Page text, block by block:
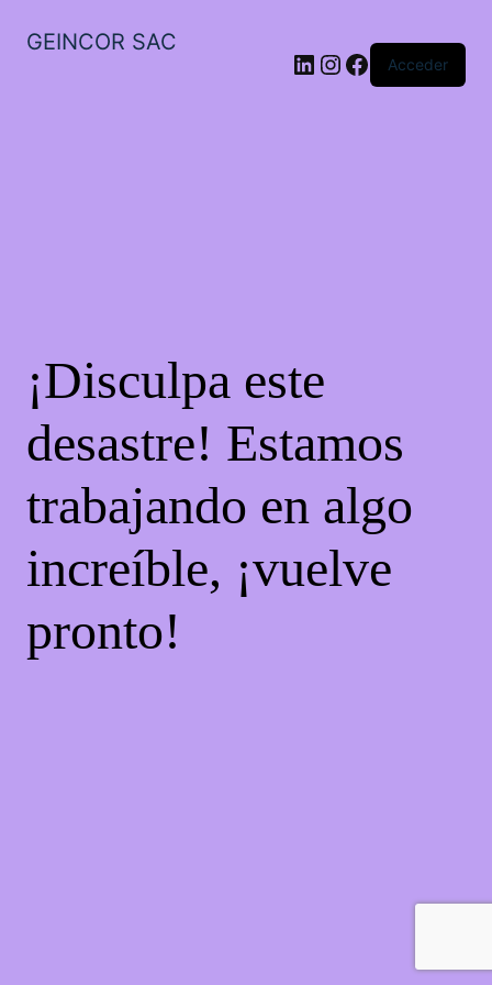
GEINCOR SAC
LinkedIn
Instagram
Facebook
Acceder
¡Disculpa este
desastre! Estamos
trabajando en algo
increíble, ¡vuelve
pronto!